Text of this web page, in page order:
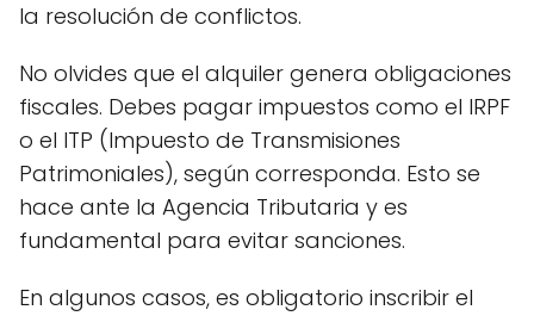
la resolución de conflictos.
No olvides que el alquiler genera obligaciones
fiscales. Debes pagar impuestos como el IRPF
o el ITP (Impuesto de Transmisiones
Patrimoniales), según corresponda. Esto se
hace ante la Agencia Tributaria y es
fundamental para evitar sanciones.
En algunos casos, es obligatorio inscribir el